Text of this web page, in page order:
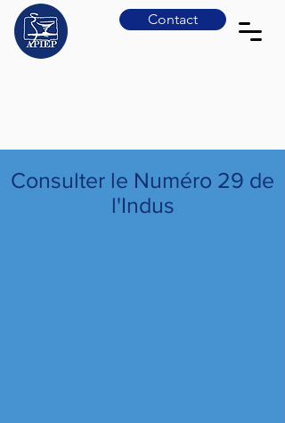
Contact
Consulter le Numéro 29 de
l'Indus